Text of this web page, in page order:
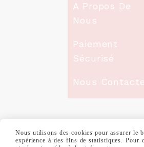
A Propos De
Nous
Paiement
Sécurisé
Nous
MENTIONS
Nous utilisons des cookies pour assurer le
expérience à des fins de statistiques. Pour